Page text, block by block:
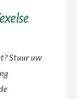
Stuur uw